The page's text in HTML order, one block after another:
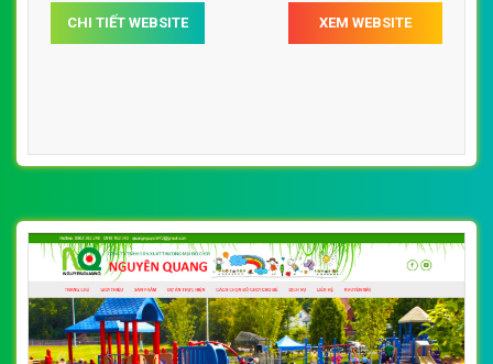
CHI TIẾT WEBSITE XEM WEBSITE